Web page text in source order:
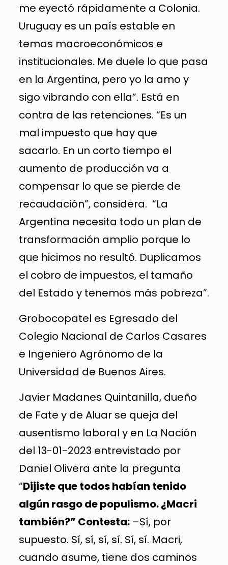
me eyectó rápidamente a Colonia.
Uruguay es un país estable en
temas macroeconómicos e
institucionales. Me duele lo que pasa
en la Argentina, pero yo la amo y
sigo vibrando con ella”. Está en
contra de las retenciones. “Es un
mal impuesto que hay que
sacarlo. En un corto tiempo el
aumento de producción va a
compensar lo que se pierde de
recaudación”, considera. “La
Argentina necesita todo un plan de
transformación amplio porque lo
que hicimos no resultó. Duplicamos
el cobro de impuestos, el tamaño
del Estado y tenemos más pobreza”.
Grobocopatel es Egresado del
Colegio Nacional de Carlos Casares
e Ingeniero Agrónomo de la
Universidad de Buenos Aires.
Javier Madanes Quintanilla, dueño
de Fate y de Aluar se queja del
ausentismo laboral y en La Nación
del 13-01-2023 entrevistado por
Daniel Olivera ante la pregunta
“Dijiste que todos habían tenido
algún rasgo de populismo. ¿Macri
también?” Contesta: –Sí, por
supuesto. Sí, sí, sí, sí. Sí, sí. Macri,
cuando asume, tiene dos caminos